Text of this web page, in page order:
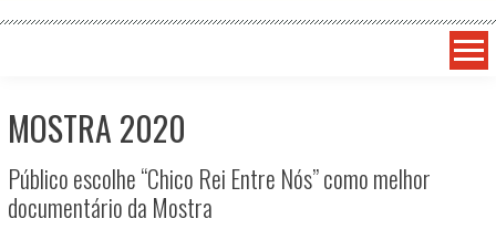
MOSTRA 2020
Público escolhe “Chico Rei Entre Nós” como melhor
documentário da Mostra